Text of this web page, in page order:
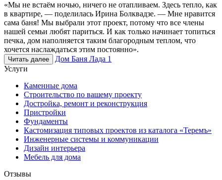
«Мы не встаём ночью, ничего не отапливаем. Здесь тепло, как
в квартире, — поделилась Ирина Болквадзе. — Мне нравится
сама баня! Мы выбрали этот проект, потому что все члены
нашей семьи любят париться. И как только начинает топиться
печка, дом наполняется таким благородным теплом, что
хочется наслаждаться этим постоянно».
Читать далее
Дом Баня Лада 1
Услуги
Каменные дома
Строительство по вашему проекту
Достройка, ремонт и реконструкция
Пристройки
Фундаменты
Кастомизация типовых проектов из каталога «Теремъ»
Инженерные системы и коммуникации
Дизайн интерьера
Мебель для дома
Отзывы